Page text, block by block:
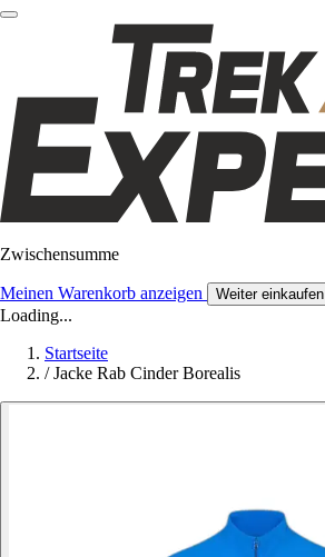
Zwischensumme
Meinen Warenkorb anzeigen Weiter einkaufen
Loading...
Startseite
/ Jacke Rab Cinder Borealis